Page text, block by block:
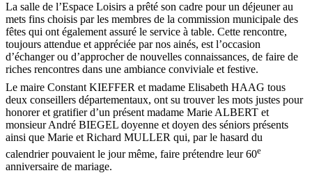
La salle de l’Espace Loisirs a prêté son cadre pour un déjeuner au
mets fins choisis par les membres de la commission municipale des
fêtes qui ont également assuré le service à table. Cette rencontre,
toujours attendue et appréciée par nos ainés, est l’occasion
d’échanger ou d’approcher de nouvelles connaissances, de faire de
riches rencontres dans une ambiance conviviale et festive.
Le maire Constant KIEFFER et madame Elisabeth HAAG tous
deux conseillers départementaux, ont su trouver les mots justes pour
honorer et gratifier d’un présent madame Marie ALBERT et
monsieur André BIEGEL doyenne et doyen des séniors présents
ainsi que Marie et Richard MULLER qui, par le hasard du
calendrier pouvaient le jour même, faire prétendre leur 60e
anniversaire de mariage.